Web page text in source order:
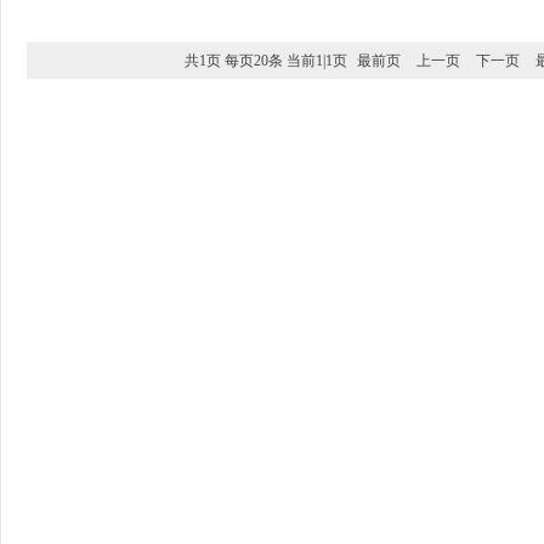
共1页 每页20条 当前1|1页 最前页 上一页 下一页